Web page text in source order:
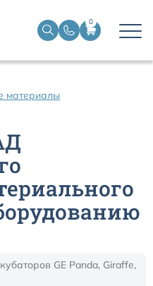
0
материалы
GE Panda, Giraffe,
к мониторам